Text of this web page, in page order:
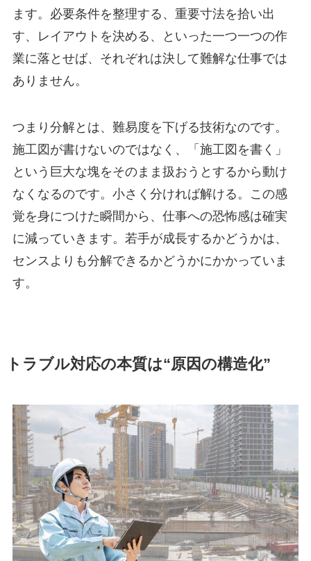
ます。必要条件を整理する、重要寸法を拾い出
す、レイアウトを決める、といった一つ一つの作
業に落とせば、それぞれは決して難解な仕事では
ありません。
つまり分解とは、難易度を下げる技術なのです。
施工図が書けないのではなく、「施工図を書く」
という巨大な塊をそのまま扱おうとするから動け
なくなるのです。小さく分ければ解ける。この感
覚を身につけた瞬間から、仕事への恐怖感は確実
に減っていきます。若手が成長するかどうかは、
センスよりも分解できるかどうかにかかっていま
す。
トラブル対応の本質は“原因の構造化”